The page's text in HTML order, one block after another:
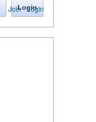
Join · Login
Login